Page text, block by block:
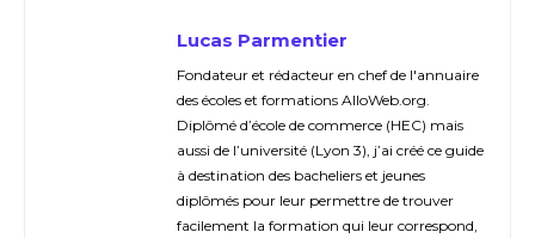
Lucas Parmentier
Fondateur et rédacteur en chef de l'annuaire
des écoles et formations AlloWeb.org.
Diplômé d’école de commerce (HEC) mais
aussi de l’université (Lyon 3), j’ai créé ce guide
à destination des bacheliers et jeunes
diplômés pour leur permettre de trouver
facilement la formation qui leur correspond,